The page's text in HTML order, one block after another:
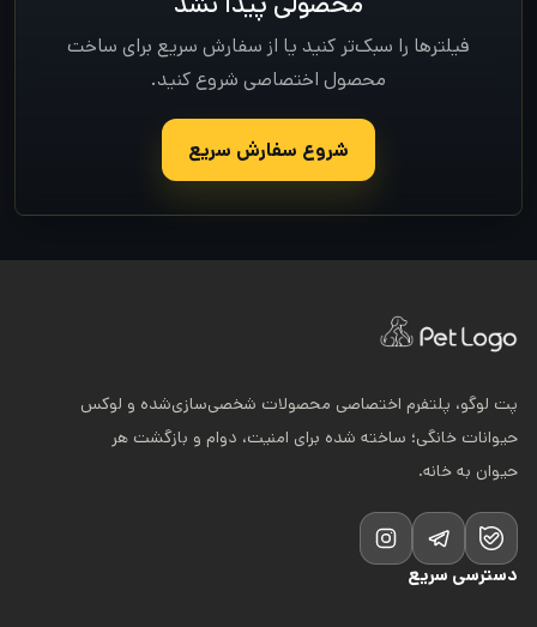
فیلترها را سبک‌تر کنید یا از سفارش سریع برای ساخت
محصول اختصاصی شروع کنید.
شروع سفارش سریع
پت لوگو، پلتفرم اختصاصی محصولات شخصی‌سازی‌شده و لوکس
حیوانات خانگی؛ ساخته شده برای امنیت، دوام و بازگشت هر
حیوان به خانه.
دسترسی سریع